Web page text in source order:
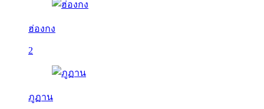
ฮ่องกง
2
ภูฏาน